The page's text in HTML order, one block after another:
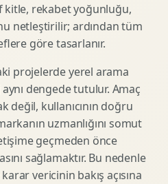
kitle, rekabet yoğunluğu,
netleştirilir; ardından tüm
göre tasarlanır.
projelerde yerel arama
dengede tutulur. Amaç
kullanıcının doğru
uzmanlığını somut
geçmeden önce
sağlamaktır. Bu nedenle
vericinin bakış açısına